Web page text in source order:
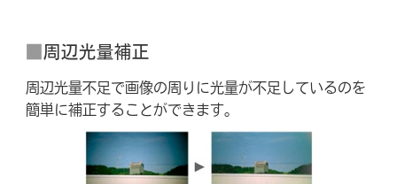
■周辺光量補正
周辺光量不足で画像の周りに光量が不足しているのを
簡単に補正することができます。